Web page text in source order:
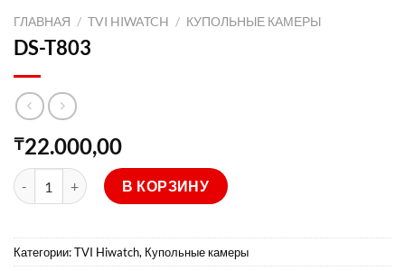
ГЛАВНАЯ / TVI HIWATCH / КУПОЛЬНЫЕ КАМЕРЫ
DS-T803
₸22.000,00
Количество товара DS-T803
В КОРЗИНУ
Категории:TVI Hiwatch, Купольные камеры